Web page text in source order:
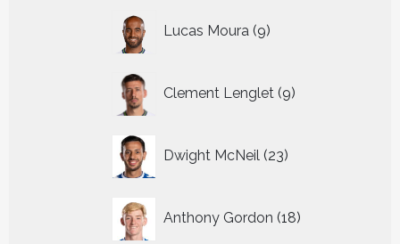
Lucas Moura 9
producten
Clement Lenglet 9
producten
Dwight McNeil 23
producten
Anthony Gordon 18
producten